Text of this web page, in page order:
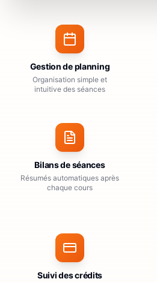
Gestion de planning
Organisation simple et
intuitive des séances
Bilans de séances
Résumés automatiques après
chaque cours
Suivi des crédits